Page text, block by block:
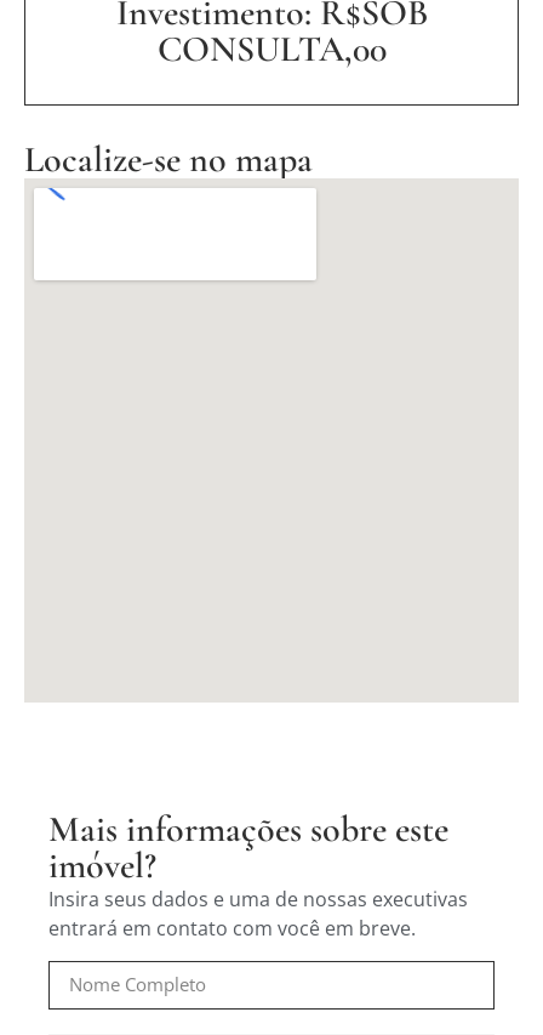
Investimento: R$SOB
CONSULTA,00
Localize-se no mapa
Mais informações sobre este
imóvel?
Insira seus dados e uma de nossas executivas
entrará em contato com você em breve.